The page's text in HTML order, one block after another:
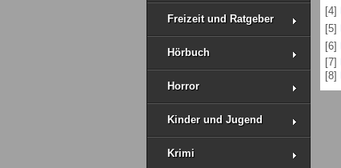
Freizeit und Ratgeber
Hörbuch
Horror
Kinder und Jugend
Krimi
[4]
[5]
[6]
[7]
[8]